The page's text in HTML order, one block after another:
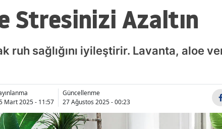
Stresinizi Azaltın
sağlığını iyileştirir. Lavanta, aloe
Mart 2025 - 11:57
Güncellenme
27 Ağustos 2025 - 00:23